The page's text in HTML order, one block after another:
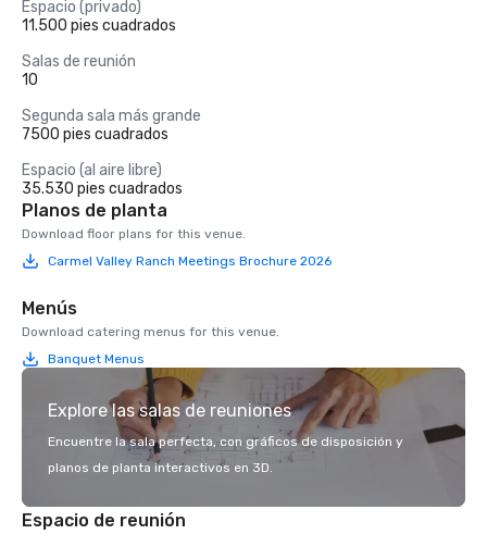
Espacio (privado)
11.500 pies cuadrados
Salas de reunión
10
Segunda sala más grande
7500 pies cuadrados
Espacio (al aire libre)
35.530 pies cuadrados
Planos de planta
Download floor plans for this venue.
Carmel Valley Ranch Meetings Brochure 2026
Menús
Download catering menus for this venue.
Banquet Menus
Explore las salas de reuniones
Encuentre la sala perfecta, con gráficos de disposición y
planos de planta interactivos en 3D.
Espacio de reunión